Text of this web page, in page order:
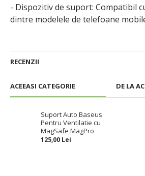
ACEEASI CATEGORIE DE LA
Suport Auto Baseus
Pentru Ventilatie cu
MagSafe MagPro
125,00 Lei
- Dispozitiv de suport: Compatibil
dintre modelele de telefoane
RECENZII